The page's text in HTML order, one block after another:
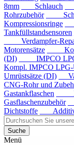
8mm
Schlauch
Rohrzubehör
Kompressionsringe
Tankfüllstandsensoren
Verdampfer-
Motorensätze
(DI)
IMPCO LPG-
Kompl. IMPCO LPG-
Umrüstsätze (DI)
CNG-Rohr und
Gastankflaschen
Gasflaschenzubehör
Dichtstoffe
Suche
Menü